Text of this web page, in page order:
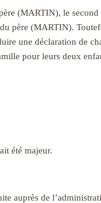
(MARTIN), le
père (MARTIN).
une déclaration de
pour leurs deux
été majeur.
auprès de